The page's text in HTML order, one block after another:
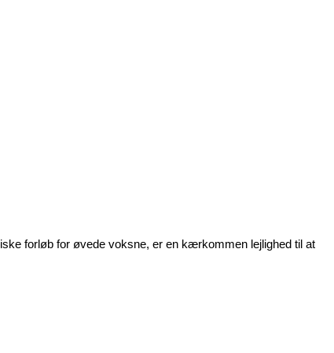
forløb for øvede voksne, er en kærkommen lejlighed til at